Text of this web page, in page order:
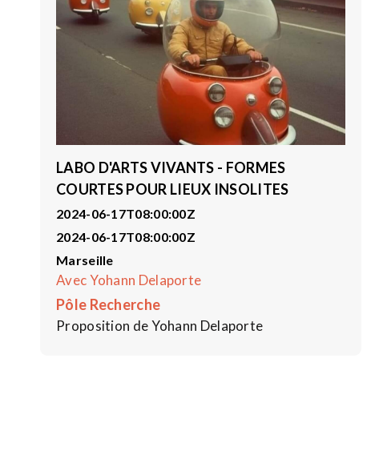
LABO D'ARTS VIVANTS - FORMES
COURTES POUR LIEUX INSOLITES
2024-06-17T08:00:00Z
2024-06-17T08:00:00Z
Marseille
Avec Yohann Delaporte
Pôle Recherche
Proposition de Yohann Delaporte